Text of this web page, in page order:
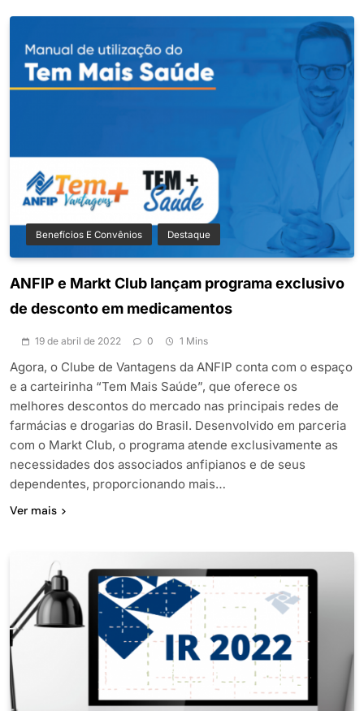
Benefícios E Convênios Destaque
ANFIP e Markt Club lançam programa exclusivo
de desconto em medicamentos
19 de abril de 2022 0 1 Mins
Agora, o Clube de Vantagens da ANFIP conta com o espaço
e a carteirinha “Tem Mais Saúde”, que oferece os
melhores descontos do mercado nas principais redes de
farmácias e drogarias do Brasil. Desenvolvido em parceria
com o Markt Club, o programa atende exclusivamente as
necessidades dos associados anfipianos e de seus
dependentes, proporcionando mais…
Ver mais